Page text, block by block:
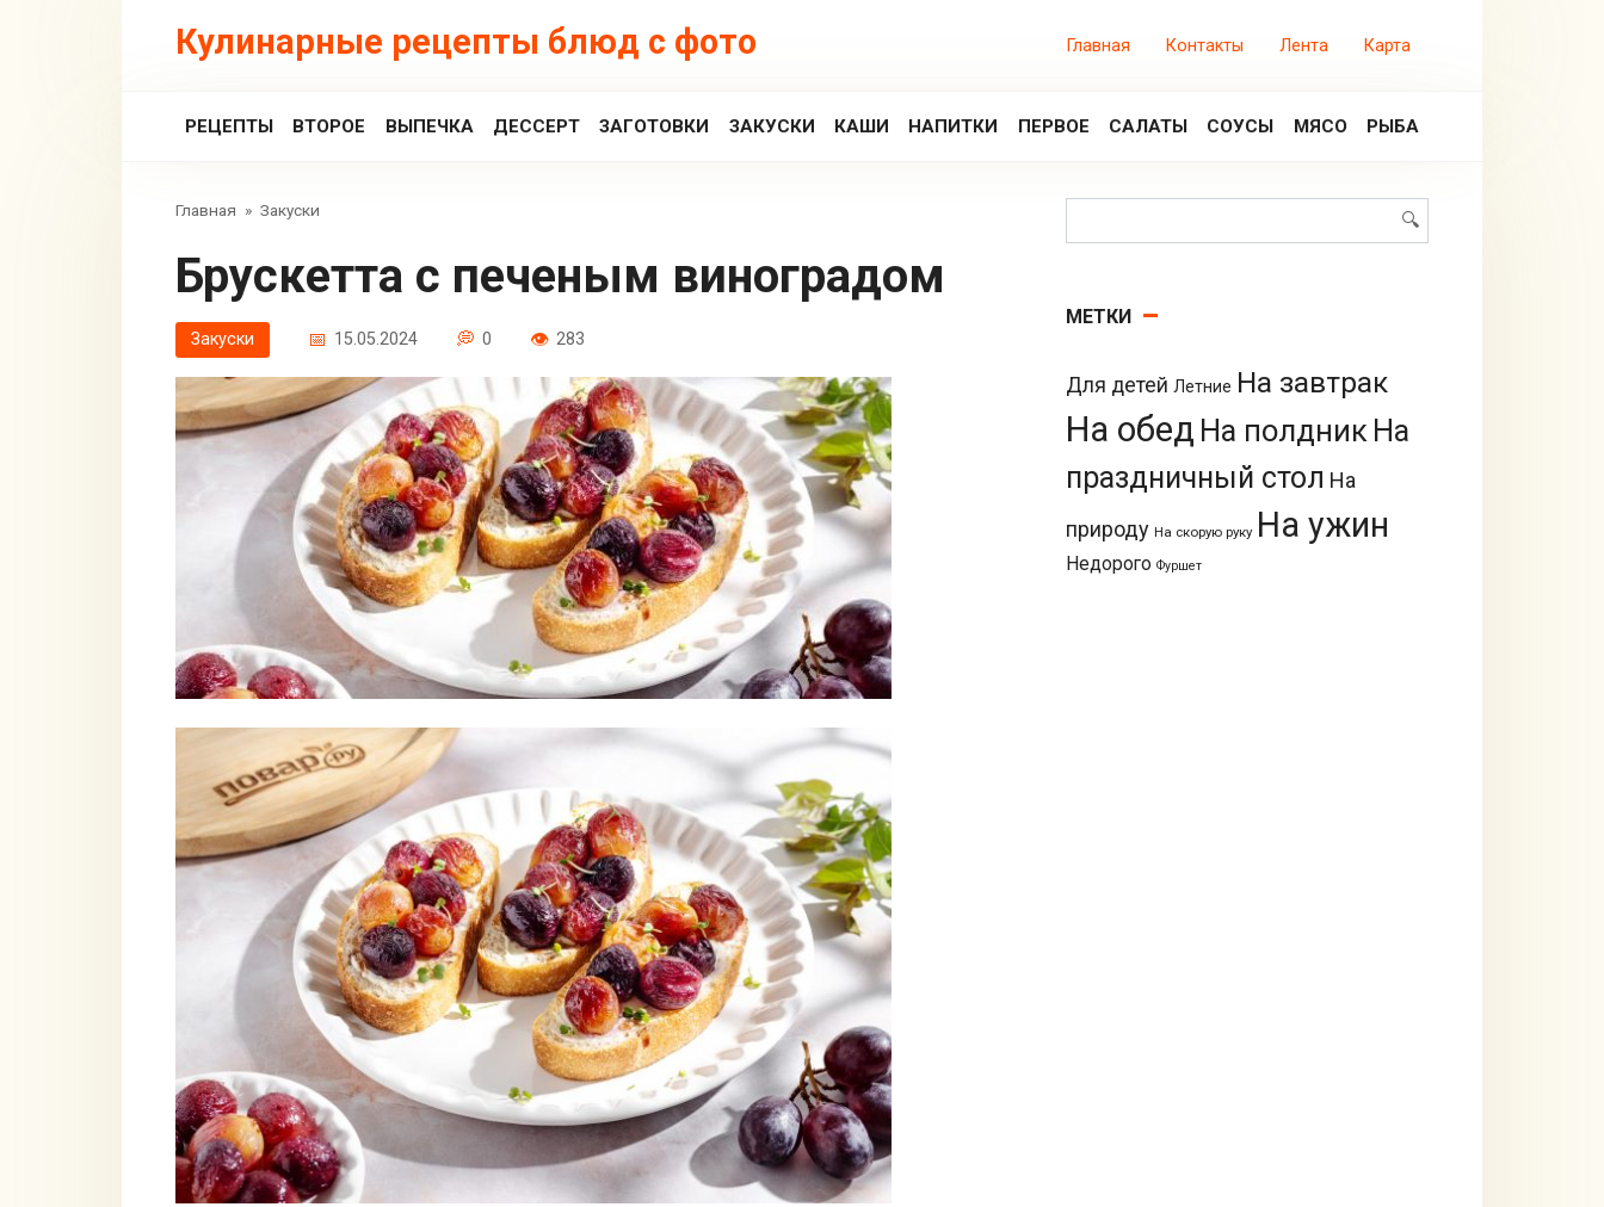
Кулинарные рецепты блюд с фото Главная Контакты Лента Карта
РЕЦЕПТЫ ВТОРОЕ ВЫПЕЧКА ДЕССЕРТ ЗАГОТОВКИ ЗАКУСКИ КАШИ НАПИТКИ ПЕРВОЕ САЛАТЫ СОУСЫ МЯСО РЫБА
Главная » Закуски
Брускетта с печеным виноградом
Закуски 15.05.2024 0 283
МЕТКИ
Для детей Летние На завтрак
На обед На полдник На
праздничный стол На
природу На скорую руку На ужин
Недорого Фуршет